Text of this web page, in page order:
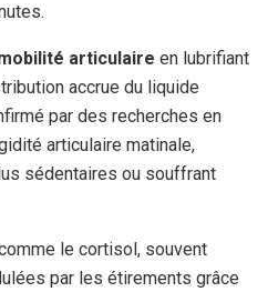
articulaire en lubrifiant
accrue du liquide
par des recherches en
articulaire matinale,
sédentaires ou souffrant
le cortisol, souvent
par les étirements grâce